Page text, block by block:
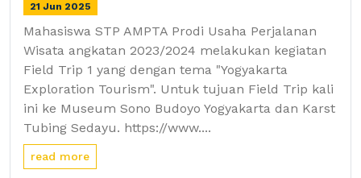
21 Jun 2025
Mahasiswa STP AMPTA Prodi Usaha Perjalanan
Wisata angkatan 2023/2024 melakukan kegiatan
Field Trip 1 yang dengan tema "Yogyakarta
Exploration Tourism". Untuk tujuan Field Trip kali
ini ke Museum Sono Budoyo Yogyakarta dan Karst
Tubing Sedayu. https://www....
read more